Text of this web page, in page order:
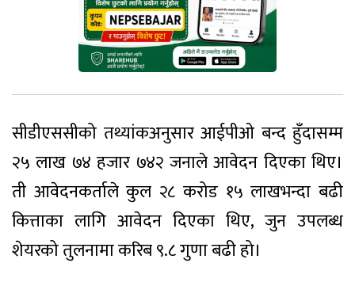
सीडीएससीको तथ्यांकअनुसार आईपीओ बन्द हुँदासम्म
२५ लाख ७४ हजार ७४२ जनाले आवेदन दिएका थिए।
ती आवेदनकर्ताले कुल २८ करोड १५ लाखभन्दा बढी
कित्ताका लागि आवेदन दिएका थिए, जुन उपलब्ध
शेयरको तुलनामा करिब ९.८ गुणा बढी हो।